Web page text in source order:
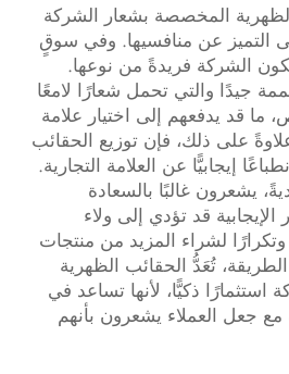
المخصصة بشعار الشركة
التميز عن منافسيها. وفي سوقٍ
الشركة فريدةً من نوعها.
جيدًا والتي تحمل شعارًا لامعًا
ما قد يدفعهم إلى اختيار علامة
على ذلك، فإن توزيع الحقائب
إيجابيًّا عن العلامة التجارية.
يشعرون غالبًا بالسعادة
قد تؤدي إلى ولاء
وتكرارًا لشراء المزيد من منتجات
الطريقة، تُعَدُّ الحقائب الظهرية
ذكيًّا، لأنها تساعد في
مع جعل العملاء يشعرون بأنهم